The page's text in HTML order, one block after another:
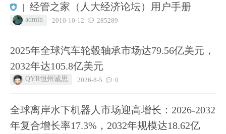
| 经管之家（人大经济论坛）用户手册
admin 2010-10-12 285289
2025年全球汽车轮毂轴承市场达79.56亿美元，
2032年达105.8亿美元
QYR恒州诚思 2026-8-5 0
全球离岸水下机器人市场迎高增长：2026-2032
年复合增长率17.3%，2032年规模达18.62亿